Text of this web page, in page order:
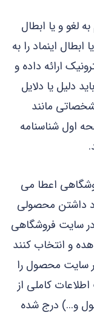
و یا ابطال
اینماد را به
ارائه داده و
دلیل یا دلایل
مانند
اول شناسنامه
اعطا می
داشتن محصولی
سایت فروشگاهی
و انتخاب کنند
سایت محصول را
کاملی از
و...) درج شده